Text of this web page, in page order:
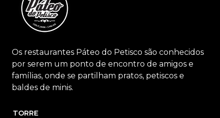
Os restaurantes Páteo do Petisco são conhecidos
por serem um ponto de encontro de amigos e
famílias, onde se partilham pratos, petiscos e
baldes de minis.
TORRE